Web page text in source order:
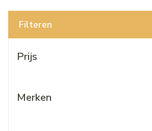
Filteren
Prijs
Merken